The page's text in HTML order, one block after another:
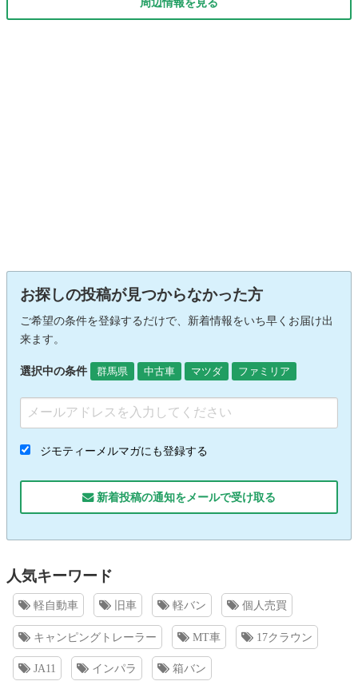
周辺情報を見る
お探しの投稿が見つからなかった方
ご希望の条件を登録するだけで、新着情報をいち早くお届け出
来ます。
選択中の条件 群馬県 中古車 マツダ ファミリア
ジモティーメルマガにも登録する
新着投稿の通知をメールで受け取る
人気キーワード
軽自動車 旧車 軽バン 個人売買
キャンピングトレーラー MT車 17クラウン
JA11 インパラ 箱バン